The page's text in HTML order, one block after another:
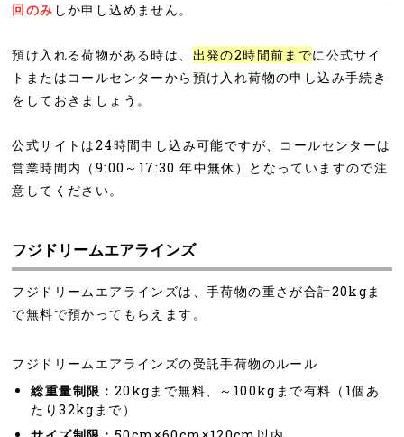
回のみ しか申し込めません。
預け入れる荷物がある時は、 出発の2時間前までに公式サイ
トまたはコールセンターから預け入れ荷物の申し込み手続き
をしておきましょう。
公式サイトは24時間申し込み可能ですが、コールセンターは
営業時間内（9:00～17:30 年中無休）となっていますので注
意してください。
フジドリームエアラインズ
フジドリームエアラインズは、手荷物の重さが合計20kgま
で無料で預かってもらえます。
フジドリームエアラインズの受託手荷物のルール
総重量制限： 20kgまで無料、～100kgまで有料（1個あ
たり32kgまで）